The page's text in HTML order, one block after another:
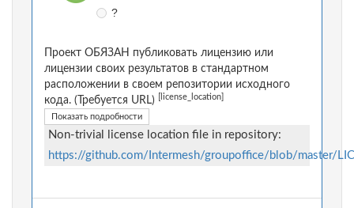
?
Проект ОБЯЗАН публиковать лицензию или
лицензии своих результатов в стандартном
расположении в своем репозитории исходного
кода. (Требуется URL)
[license_location]
Показать подробности
Non-trivial license location file in repository:
https://github.com/Intermesh/groupoffice/blob/master/